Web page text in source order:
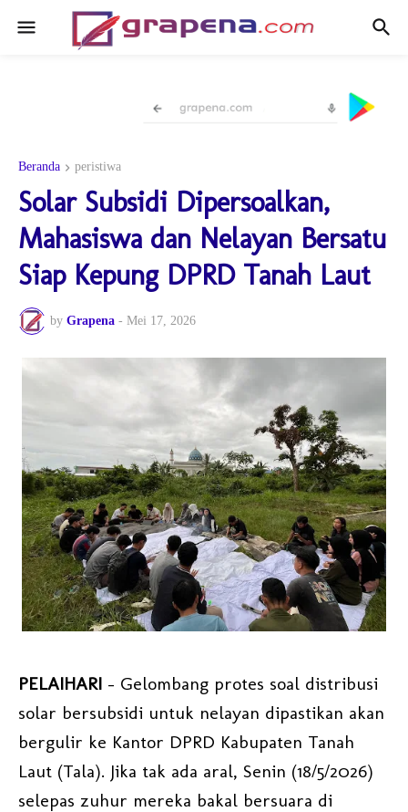
Beranda peristiwa
Solar Subsidi Dipersoalkan,
Mahasiswa dan Nelayan Bersatu
Siap Kepung DPRD Tanah Laut
by Grapena - Mei 17, 2026
PELAIHARI - Gelombang protes soal distribusi
solar bersubsidi untuk nelayan dipastikan akan
bergulir ke Kantor DPRD Kabupaten Tanah
Laut (Tala). Jika tak ada aral, Senin (18/5/2026)
selepas zuhur mereka bakal bersuara di